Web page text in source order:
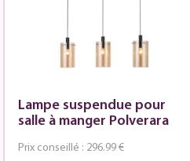
Lampe suspendue pour
salle à manger Polverara
Prix conseillé : 296.99 €